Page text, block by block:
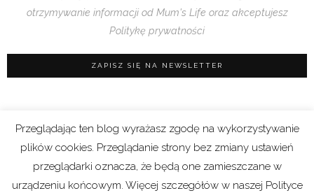
otrzymywanie informacji od Mum's Life oraz akceptujesz
Politykę prywatności
Regulamin sklepu |Polityka prywatności (RODO)
|Cookies
Przeglądając ten blog wyrażasz zgodę na wykorzystywanie
plików cookies. Przeglądanie strony bez zmiany ustawień
przeglądarki oznacza, że będą one zamieszczane w
urządzeniu końcowym. Więcej szczegółów w naszej Polityce